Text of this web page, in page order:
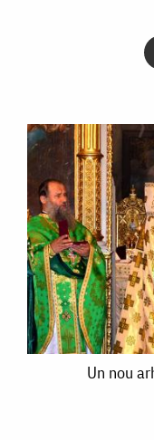
arhimandrit
Un nou